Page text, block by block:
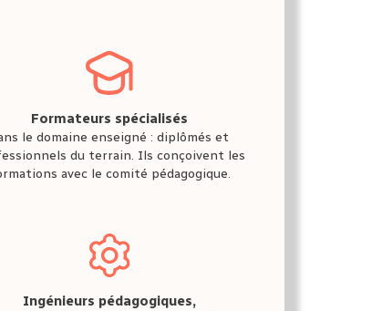
Formateurs spécialisés
le domaine enseigné : diplômés et
du terrain. Ils conçoivent les
avec le comité pédagogique.
Ingénieurs pédagogiques,